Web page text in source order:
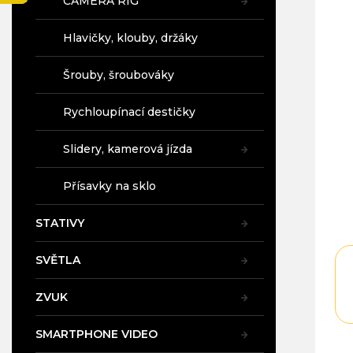
Hlavičky, klouby, držáky
Šrouby, šroubováky
Rychloupínací destičky
Slidery, kamerová jízda
Přísavky na sklo
STATIVY
SVĚTLA
ZVUK
SMARTPHONE VIDEO